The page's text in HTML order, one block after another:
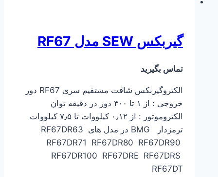
گیربکس SEW مدل RF67
تماس بگیرید
الکتروگیربکس شافت مستقیم سری RF67 دور
خروجی : از ۱ تا ۴۰۰ دور در دقیقه توان
الکتروموتور : از ۰٫۱۲ کیلووات تا ۷٫۵ کیلووات
ترمزدار BMG در مدل های RF67DR63
RF67DR71 RF67DR80 RF67DR90
RF67DR100 RF67DRE RF67DRS
RF67DT